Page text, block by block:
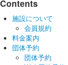
Contents
施設について
会員規約
料金案内
団体予約
団体予約